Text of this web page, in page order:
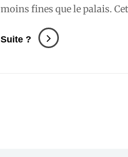
moins fines que le palais.
Suite ? Marcel
Proust